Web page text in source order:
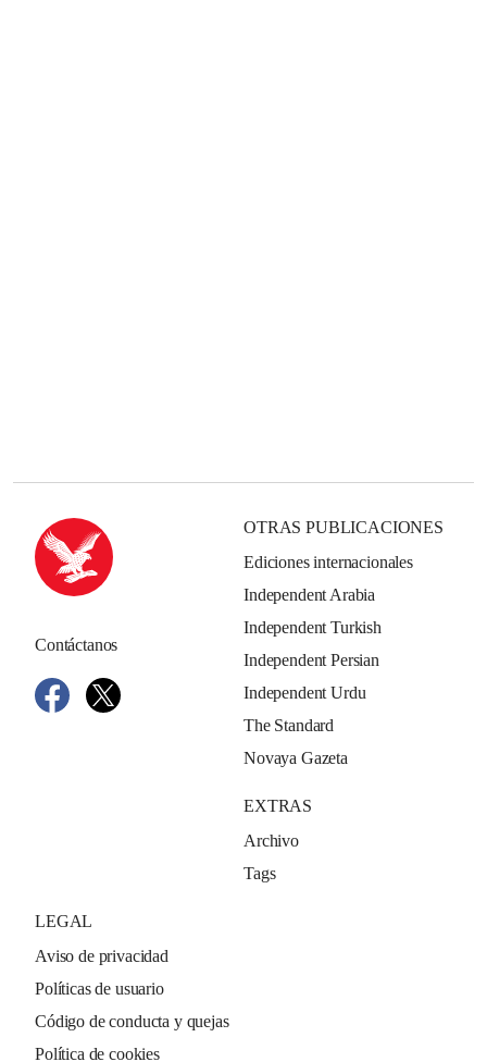
Contáctanos
OTRAS PUBLICACIONES
Ediciones internacionales
Independent Arabia
Independent Turkish
Independent Persian
Independent Urdu
The Standard
Novaya Gazeta
EXTRAS
Archivo
Tags
LEGAL
Aviso de privacidad
Políticas de usuario
Código de conducta y quejas
Política de cookies